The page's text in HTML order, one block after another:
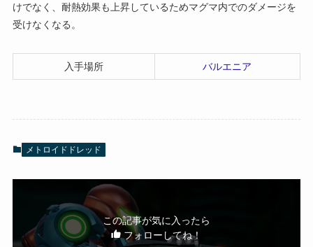
けでなく、耐熱効果も上昇しているためマグマ内でのダメージを
受けなくなる。
入手場所 バルエニア
メトロイドドレッド
この記事が気に入ったら
フォローしてね！